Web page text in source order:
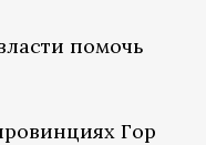
помочь
Гор